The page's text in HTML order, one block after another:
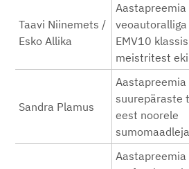
Taavi Niinemets /
Esko Allika
Aastapreemia
EMV10
meistritest
Sandra Plamus
Aastapreemia
suurepäraste
eest noorele
Aastapreemia